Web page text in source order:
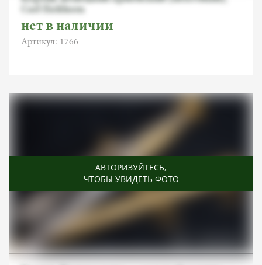
Carl Eickhorn
нет в наличии
Артикул: 1766
АВТОРИЗУЙТЕСЬ,
ЧТОБЫ УВИДЕТЬ ФОТО